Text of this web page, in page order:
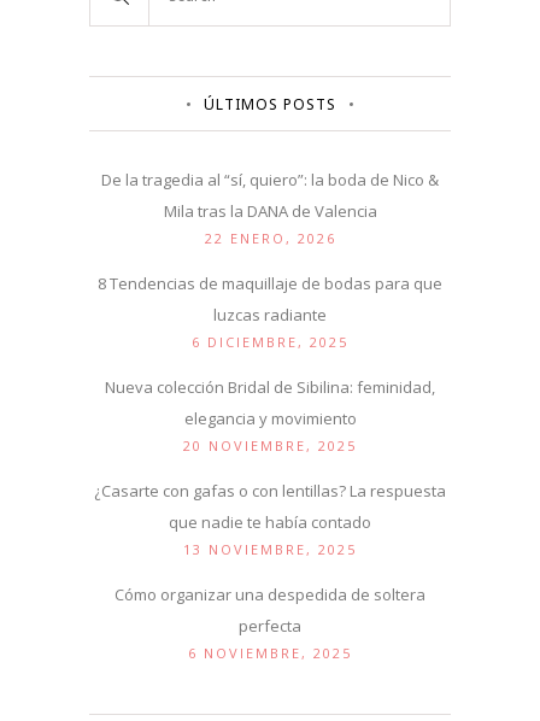
ÚLTIMOS POSTS
De la tragedia al “sí, quiero”: la boda de Nico &
Mila tras la DANA de Valencia
22 ENERO, 2026
8 Tendencias de maquillaje de bodas para que
luzcas radiante
6 DICIEMBRE, 2025
Nueva colección Bridal de Sibilina: feminidad,
elegancia y movimiento
20 NOVIEMBRE, 2025
¿Casarte con gafas o con lentillas? La respuesta
que nadie te había contado
13 NOVIEMBRE, 2025
Cómo organizar una despedida de soltera
perfecta
6 NOVIEMBRE, 2025